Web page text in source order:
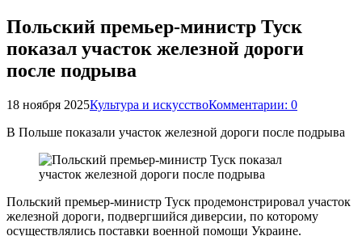
Польский премьер-министр Туск
показал участок железной дороги
после подрыва
18 ноября 2025Культура и искусствоКомментарии: 0
В Польше показали участок железной дороги после подрыва
Польский премьер-министр Туск продемонстрировал участок
железной дороги, подвергшийся диверсии, по которому
осуществлялись поставки военной помощи Украине.